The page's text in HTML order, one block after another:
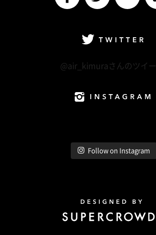
@air_kimuraさんのツイ
Follow on Instagram